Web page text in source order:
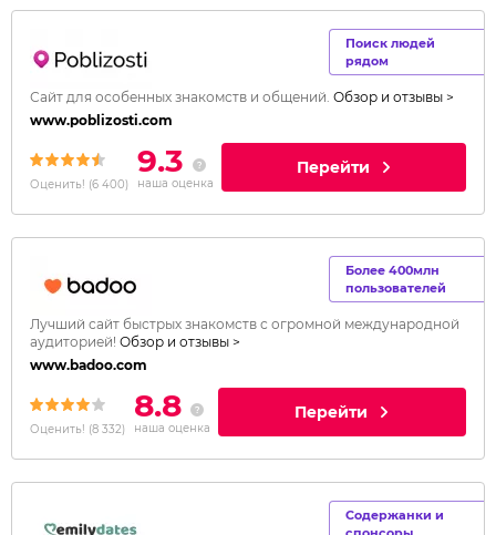
Поиск людей
рядом
Сайт для особенных знакомств и общений. Обзор и отзывы >
www.poblizosti.com
Оценить! (6 400)
9.3
наша оценка
Перейти
Более 400млн
пользователей
Лучший сайт быстрых знакомств с огромной международной
аудиторией! Обзор и отзывы >
www.badoo.com
Оценить! (8 332)
8.8
наша оценка
Перейти
Содержанки и